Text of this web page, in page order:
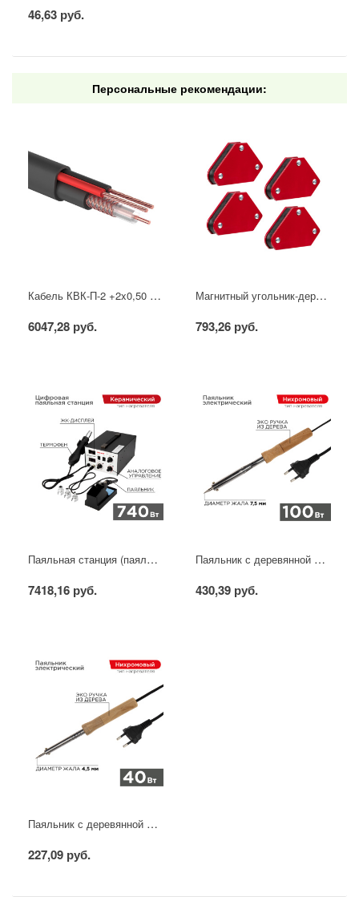
46,63 руб.
Персональные рекомендации:
Кабель КВК-П-2 +2x0,50 мм² (Cu/CCA) (96) черный, 200 м, PROconnect
6047,28 руб.
Магнитный угольник-держатель для сварки набор 4 шт. на 4 кг REXANT
793,26 руб.
Паяльная станция (паяльник + фен), модель R852AD+, 100-500°C, LED дисплей REXANT
7418,16 руб.
Паяльник с деревянной ручкой, серия WOOD, 100Вт, 230В, блистер PROconnect
430,39 руб.
Паяльник с деревянной ручкой, серия WOOD, 40Вт, 230В, блистер PROconnect
227,09 руб.